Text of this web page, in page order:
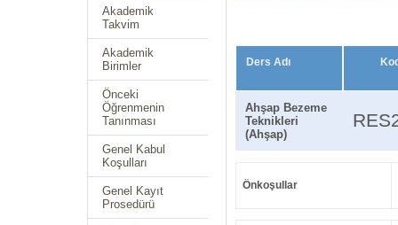
Akademik
Takvim
Akademik
Birimler
Önceki
Öğrenmenin
Tanınması
Genel Kabul
Koşulları
Genel Kayıt
Prosedürü
Ders Adı
Ahşap Bezeme
Teknikleri
(Ahşap)
Önkoşullar